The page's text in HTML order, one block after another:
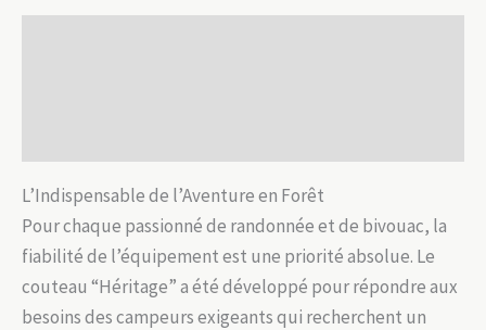
7CR13Mov
L’Indispensable de l’Aventure en Forêt
Pour chaque passionné de randonnée et de bivouac, la
fiabilité de l’équipement est une priorité absolue. Le
couteau “Héritage” a été développé pour répondre aux
besoins des campeurs exigeants qui recherchent un